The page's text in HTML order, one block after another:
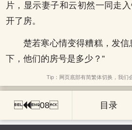
片，显示妻子和云初然一同走
开了房。
楚若寒心情变得糟糕，发信
下，他们的房号是多少？”
Tip：网页底部有简繁体切换，我们
 08 目录